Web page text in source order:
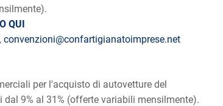
QUI
convenzioni@confartigianatoimprese.net
per l'acquisto di autovetture del
dal 9% al 31% (offerte variabili mensilmente).